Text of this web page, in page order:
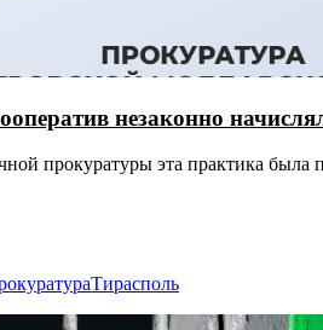
незаконно
прокуратуры эта практика была
Тирасполь